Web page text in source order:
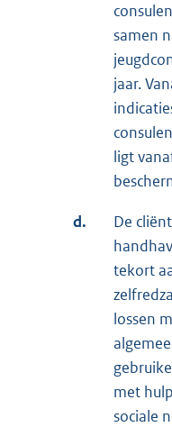
samen
jaar.
ligt
d.
De
tekort
lossen
met
sociale